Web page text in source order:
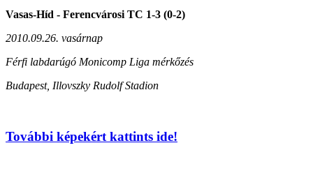
Vasas-Híd - Ferencvárosi TC 1-3 (0-2)
2010.09.26. vasárnap
Férfi labdarúgó Monicomp Liga mérkőzés
Budapest, Illovszky Rudolf Stadion
További képekért kattints ide!